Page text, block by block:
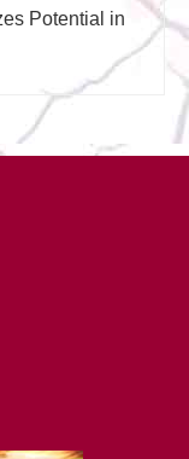
Potential in